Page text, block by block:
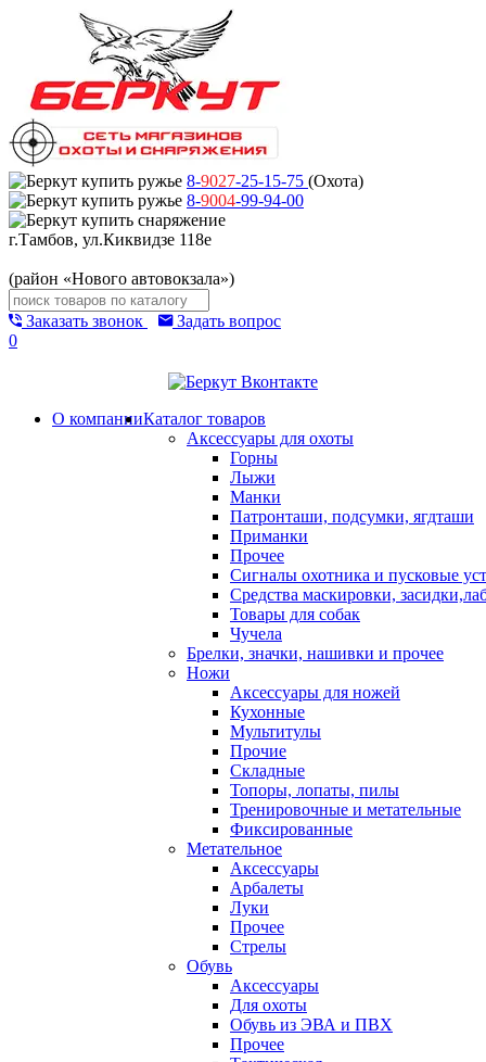
8-9027-25-15-75 (Охота)
8-9004-99-94-00
г.Тамбов, ул.Киквидзе 118е
(район «Нового автовокзала»)
Заказать звонок
Задать вопрос
0
О компанииКаталог товаров
Аксессуары для охоты
Горны
Лыжи
Манки
Патронташи, подсумки, ягдташи
Приманки
Прочее
Сигналы охотника и пусковые
Средства маскировки,
Товары для собак
Чучела
Брелки, значки, нашивки и прочее
Ножи
Аксессуары для ножей
Кухонные
Мультитулы
Прочие
Складные
Топоры, лопаты, пилы
Тренировочные и метательные
Фиксированные
Метательное
Аксессуары
Арбалеты
Луки
Прочее
Стрелы
Обувь
Аксессуары
Для охоты
Обувь из ЭВА и ПВХ
Прочее